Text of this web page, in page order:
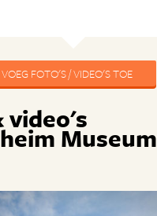
VOEG FOTO'S / VIDEO'S TOE
video's
Museum